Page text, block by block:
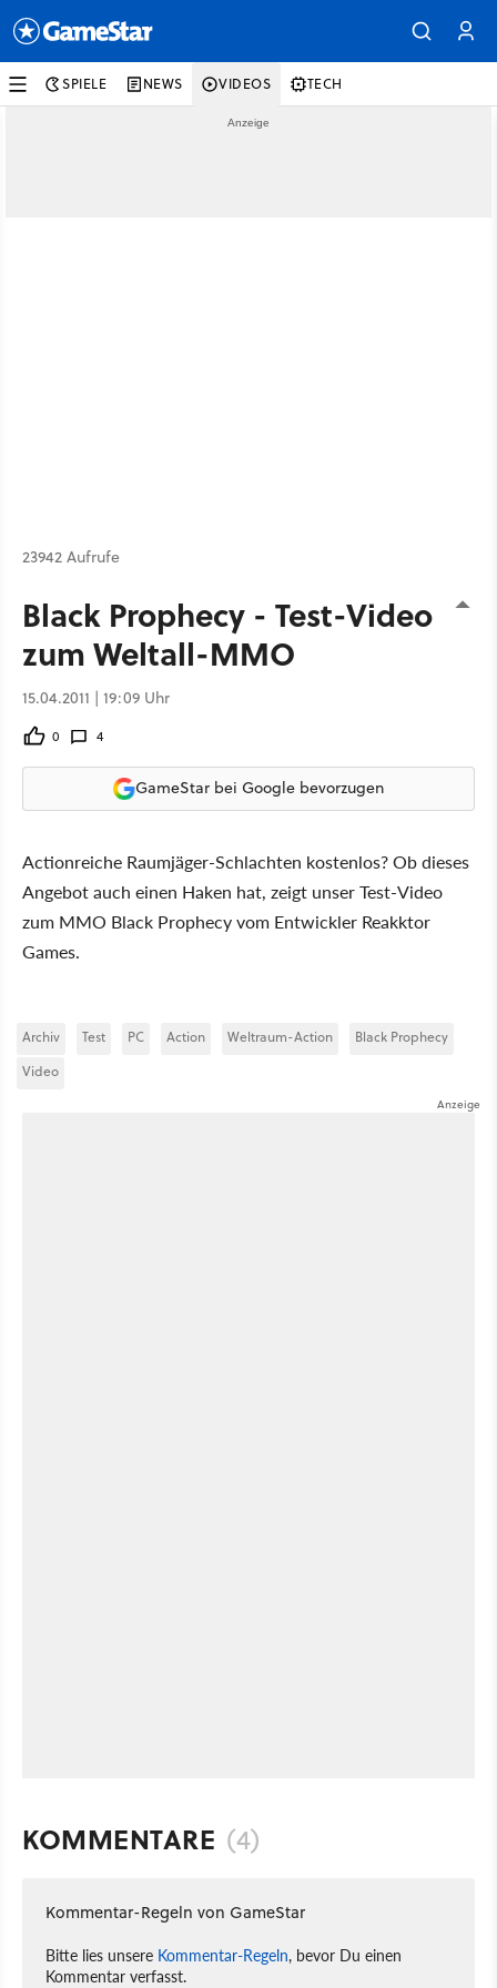
SPIELE NEWS VIDEOS TECH
23942 Aufrufe
Black Prophecy - Test-Video
zum Weltall-MMO
15.04.2011 | 19:09 Uhr
0 4
GameStar bei Google bevorzugen
Actionreiche Raumjäger-Schlachten kostenlos? Ob dieses
Angebot auch einen Haken hat, zeigt unser Test-Video
zum MMO Black Prophecy vom Entwickler Reakktor
Games.
Archiv Test PC Action Weltraum-Action
Black Prophecy
Video
KOMMENTARE (4)
Kommentar-Regeln von GameStar
Bitte lies unsere Kommentar-Regeln, bevor Du einen
Kommentar verfasst.